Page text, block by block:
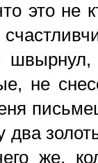
это не
не
два
же,